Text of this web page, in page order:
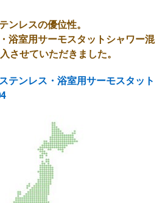
ンレスの優位性。
浴室用サーモスタットシャワー混
させていただきました。
テンレス・浴室用サーモスタット